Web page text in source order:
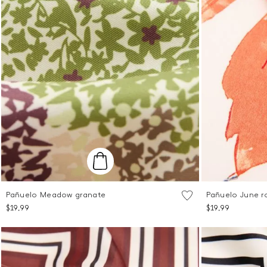
Talla Única
Pañuelo Meadow granate
$19 99
Talla Única
Pañuelo June
$19 99